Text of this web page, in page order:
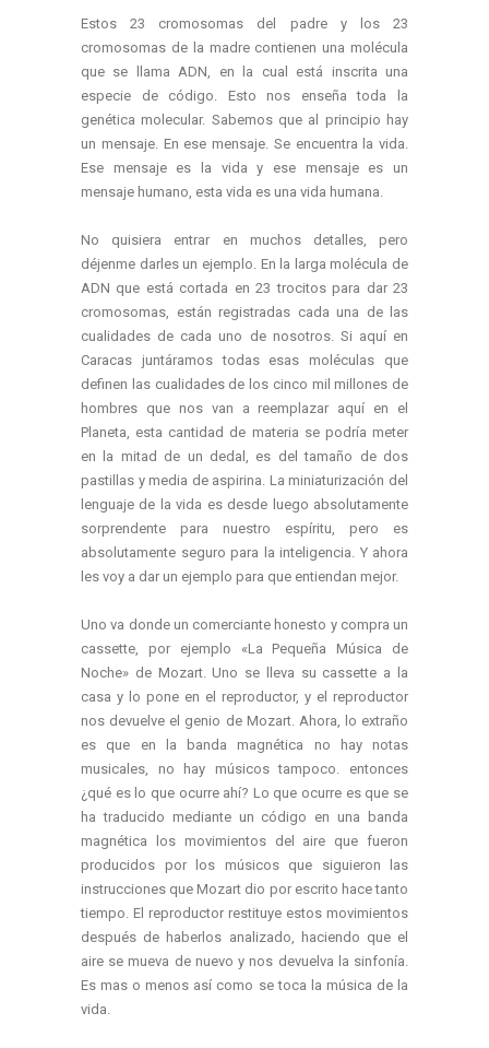
Estos 23 cromosomas del padre y los 23
cromosomas de la madre contienen una molécula
que se llama ADN, en la cual está inscrita una
especie de código. Esto nos enseña toda la
genética molecular. Sabemos que al principio hay
un mensaje. En ese mensaje. Se encuentra la vida.
Ese mensaje es la vida y ese mensaje es un
mensaje humano, esta vida es una vida humana.
No quisiera entrar en muchos detalles, pero
déjenme darles un ejemplo. En la larga molécula de
ADN que está cortada en 23 trocitos para dar 23
cromosomas, están registradas cada una de las
cualidades de cada uno de nosotros. Si aquí en
Caracas juntáramos todas esas moléculas que
definen las cualidades de los cinco mil millones de
hombres que nos van a reemplazar aquí en el
Planeta, esta cantidad de materia se podría meter
en la mitad de un dedal, es del tamaño de dos
pastillas y media de aspirina. La miniaturización del
lenguaje de la vida es desde luego absolutamente
sorprendente para nuestro espíritu, pero es
absolutamente seguro para la inteligencia. Y ahora
les voy a dar un ejemplo para que entiendan mejor.
Uno va donde un comerciante honesto y compra un
cassette, por ejemplo «La Pequeña Música de
Noche» de Mozart. Uno se lleva su cassette a la
casa y lo pone en el reproductor, y el reproductor
nos devuelve el genio de Mozart. Ahora, lo extraño
es que en la banda magnética no hay notas
musicales, no hay músicos tampoco. entonces
¿qué es lo que ocurre ahí? Lo que ocurre es que se
ha traducido mediante un código en una banda
magnética los movimientos del aire que fueron
producidos por los músicos que siguieron las
instrucciones que Mozart dio por escrito hace tanto
tiempo. El reproductor restituye estos movimientos
después de haberlos analizado, haciendo que el
aire se mueva de nuevo y nos devuelva la sinfonía.
Es mas o menos así como se toca la música de la
vida.